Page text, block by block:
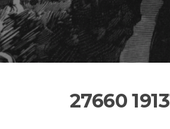
27660